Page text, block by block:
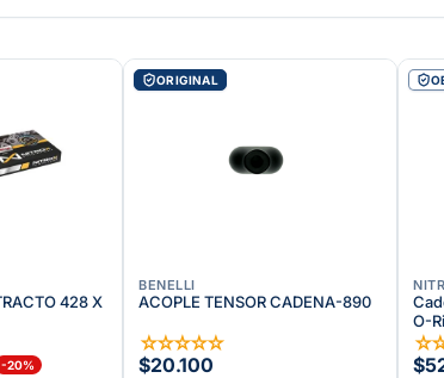
428 X
-20%
ORIGINAL
BENELLI
ACOPLE TENSOR CADENA-890
☆☆☆☆☆
$20.100
O-
☆